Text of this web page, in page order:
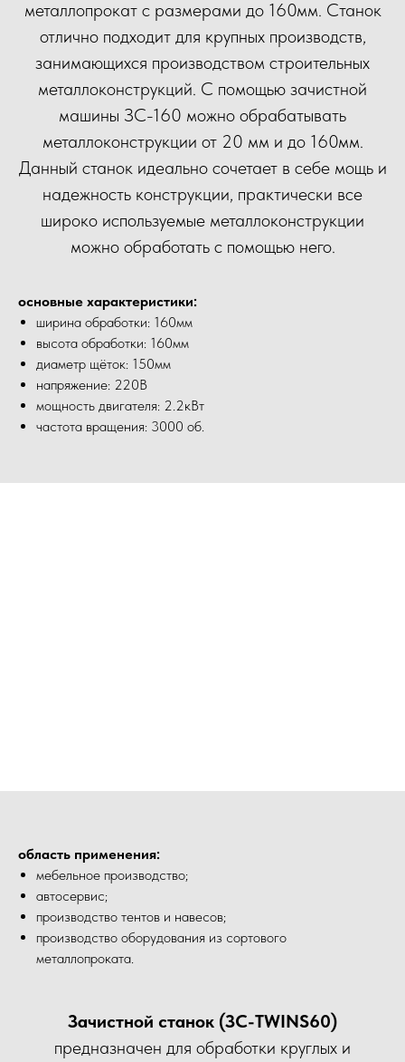
металлопрокат с размерами до 160мм. Станок
отлично подходит для крупных производств,
занимающихся производством строительных
металлоконструкций. С помощью зачистной
машины ЗС-160 можно обрабатывать
металлоконструкции от 20 мм и до 160мм.
Данный станок идеально сочетает в себе мощь и
надежность конструкции, практически все
широко используемые металлоконструкции
можно обработать с помощью него.
основные характеристики:
ширина обработки: 160мм
высота обработки: 160мм
диаметр щёток: 150мм
напряжение: 220В
мощность двигателя: 2.2кВт
частота вращения: 3000 об.
область применения:
мебельное производство;
автосервис;
производство тентов и навесов;
производство оборудования из сортового
металлопроката.
Зачистной станок (ЗС-TWINS60)
предназначен для обработки круглых и